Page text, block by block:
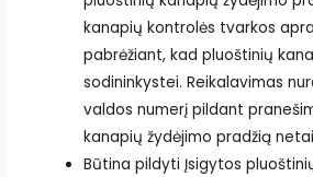
kanapių kontrolės tvarkos
pabrėžiant, kad pluoštinių
sodininkystei. Reikalavimas
valdos numerį pildant
kanapių žydėjimo pradžią
Būtina pildyti Įsigytos